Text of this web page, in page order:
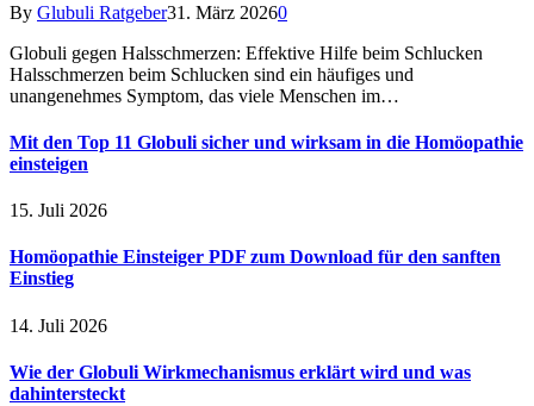
By Glubuli Ratgeber31. März 20260
Globuli gegen Halsschmerzen: Effektive Hilfe beim Schlucken
Halsschmerzen beim Schlucken sind ein häufiges und
unangenehmes Symptom, das viele Menschen im…
Mit den Top 11 Globuli sicher und wirksam in die Homöopathie
einsteigen
15. Juli 2026
Homöopathie Einsteiger PDF zum Download für den sanften
Einstieg
14. Juli 2026
Wie der Globuli Wirkmechanismus erklärt wird und was
dahintersteckt